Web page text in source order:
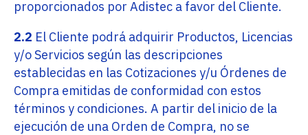
proporcionados por Adistec a favor del Cliente.
2.2 El Cliente podrá adquirir Productos, Licencias
y/o Servicios según las descripciones
establecidas en las Cotizaciones y/u Órdenes de
Compra emitidas de conformidad con estos
términos y condiciones. A partir del inicio de la
ejecución de una Orden de Compra, no se